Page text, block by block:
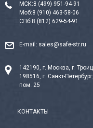
МСК:8 (499) 951-94-91
Моб:8 (910) 463-58-06
СПб:8 (812) 629-54-91
E-mail: sales@safe-str.ru
142190, г. Москва, г.
198516, г. Санкт-
пом. 25
КОНТАКТЫ